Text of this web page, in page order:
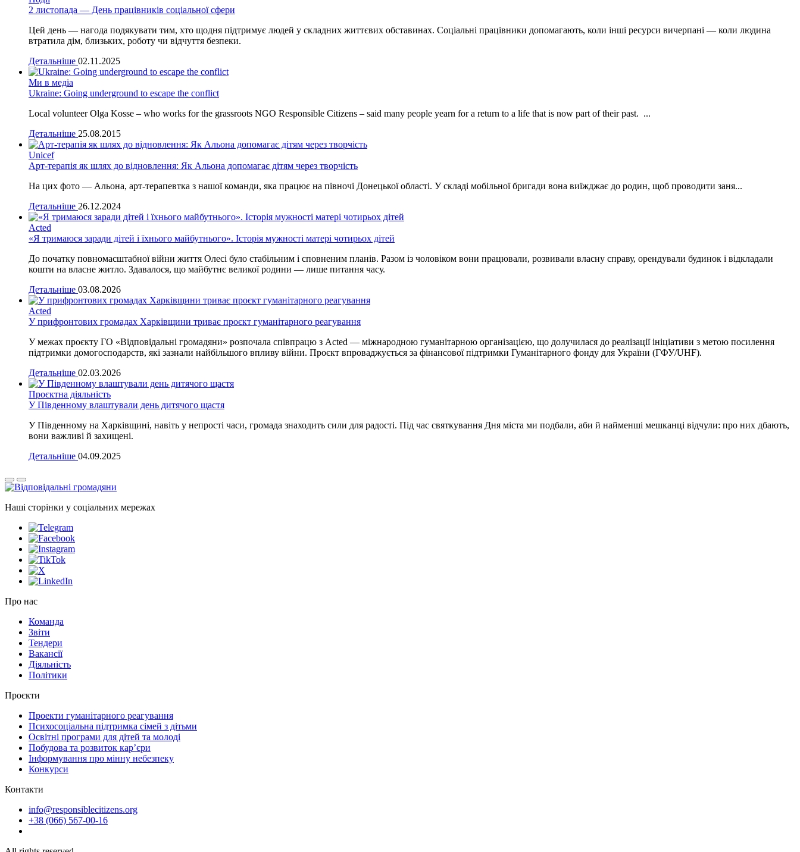
2 листопада — День працівників соціальної сфери
Цей день — нагода подякувати тим, хто щодня підтримує людей у складних життєвих обставинах. Соціальні працівники допомагають, коли інші ресурси вичерпані — коли людина
втратила дім, близьких, роботу чи відчуття безпеки.
Детальніше 02.11.2025
Ми в медіа
Ukraine: Going underground to escape the conflict
Local volunteer Olga Kosse – who works for the grassroots NGO Responsible Citizens – said many people yearn for a return to a life that is now part of their past. ...
Детальніше 25.08.2015
Unicef
Арт-терапія як шлях до відновлення: Як Альона допомагає дітям через творчість
На цих фото — Альона, арт-терапевтка з нашої команди, яка працює на півночі Донецької області. У складі мобільної бригади вона виїжджає до родин, щоб проводити заня...
Детальніше 26.12.2024
Acted
«Я тримаюся заради дітей і їхнього майбутнього». Історія мужності матері чотирьох дітей
До початку повномасштабної війни життя Олесі було стабільним і сповненим планів. Разом із чоловіком вони працювали, розвивали власну справу, орендували будинок і відкладали
кошти на власне житло. Здавалося, що майбутнє великої родини — лише питання часу.
Детальніше 03.08.2026
Acted
У прифронтових громадах Харківщини триває проєкт гуманітарного реагування
У межах проєкту ГО «Відповідальні громадяни» розпочала співпрацю з Acted — міжнародною гуманітарною організацією, що долучилася до реалізації ініціативи з метою посилення
підтримки домогосподарств, які зазнали найбільшого впливу війни. Проєкт впроваджується за фінансової підтримки Гуманітарного фонду для України (ГФУ/UHF).
Детальніше 02.03.2026
Проєктна діяльність
У Південному влаштували день дитячого щастя
У Південному на Харківщині, навіть у непрості часи, громада знаходить сили для радості. Під час святкування Дня міста ми подбали, аби й найменші мешканці відчули: про них дбають,
вони важливі й захищені.
Детальніше 04.09.2025
Наші сторінки у соціальних мережах
Про нас
Команда
Звіти
Тендери
Вакансії
Діяльність
Політики
Проєкти
Проекти гуманітарного реагування
Психосоціальна підтримка сімей з дітьми
Освітні програми для дітей та молоді
Побудова та розвиток кар’єри
Інформування про мінну небезпеку
Конкурси
Контакти
info@responsiblecitizens.org
+38 (066) 567-00-16